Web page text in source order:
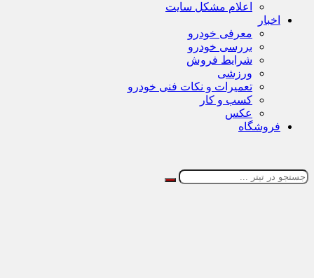
اعلام مشکل سایت
اخبار
معرفی خودرو
بررسی خودرو
شرایط فروش
ورزشی
تعمیرات و نکات فنی خودرو
کسب و کار
عکس
فروشگاه